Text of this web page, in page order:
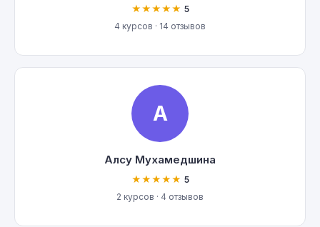
★★★★★ 5
4 курсов · 14 отзывов
А
Алсу Мухамедшина
★★★★★ 5
2 курсов · 4 отзывов